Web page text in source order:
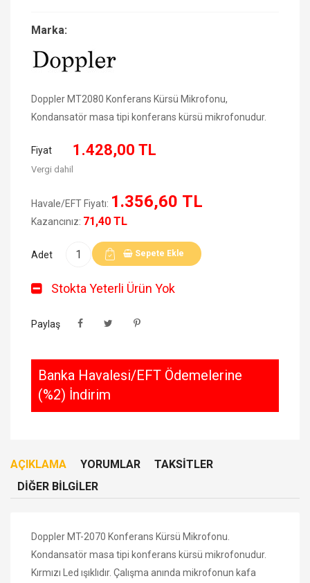
Marka:
Doppler MT2080 Konferans Kürsü Mikrofonu,
Kondansatör masa tipi konferans kürsü mikrofonudur.
Fiyat 1.428,00 TL
Vergi dahil
Havale/EFT Fiyatı: 1.356,60 TL
Kazancınız: 71,40 TL
Adet Sepete Ekle
Stokta Yeterli Ürün Yok
Paylaş
Banka Havalesi/EFT Ödemelerine
(%2) İndirim
AÇIKLAMA YORUMLAR
TAKSITLER
DIĞER BILGILER
Doppler MT-2070 Konferans Kürsü Mikrofonu.
Kondansatör masa tipi konferans kürsü mikrofonudur.
Kırmızı Led ışıklıdır. Çalışma anında mikrofonun kafa